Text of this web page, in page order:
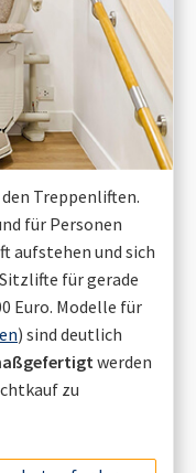
Treppenliften.
für Personen
aufstehen und sich
für gerade
Euro. Modelle für
) sind deutlich
werden
zu